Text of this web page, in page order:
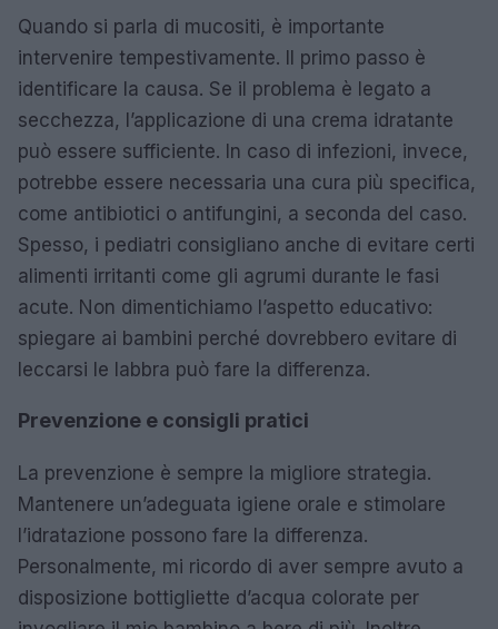
Quando si parla di mucositi, è importante
intervenire tempestivamente. Il primo passo è
identificare la causa. Se il problema è legato a
secchezza, l’applicazione di una crema idratante
può essere sufficiente. In caso di infezioni, invece,
potrebbe essere necessaria una cura più specifica,
come antibiotici o antifungini, a seconda del caso.
Spesso, i pediatri consigliano anche di evitare certi
alimenti irritanti come gli agrumi durante le fasi
acute. Non dimentichiamo l’aspetto educativo:
spiegare ai bambini perché dovrebbero evitare di
leccarsi le labbra può fare la differenza.
Prevenzione e consigli pratici
La prevenzione è sempre la migliore strategia.
Mantenere un’adeguata igiene orale e stimolare
l’idratazione possono fare la differenza.
Personalmente, mi ricordo di aver sempre avuto a
disposizione bottigliette d’acqua colorate per